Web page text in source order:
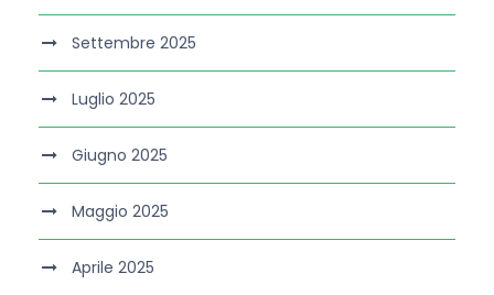
Settembre 2025
Luglio 2025
Giugno 2025
Maggio 2025
Aprile 2025